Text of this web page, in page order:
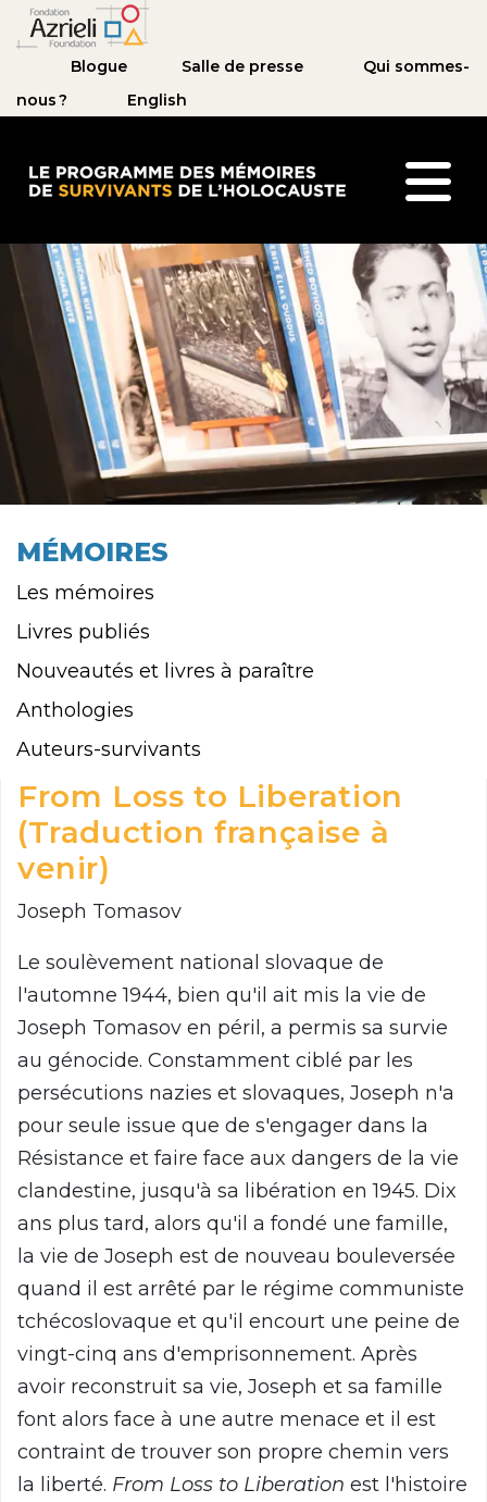
Blogue Salle de presse
Qui sommes-
nous ?
English
MÉMOIRES
Les mémoires
Livres publiés
Nouveautés et livres à paraître
Anthologies
Auteurs-survivants
From Loss to Liberation
(Traduction française à
venir)
Joseph Tomasov
Le soulèvement national slovaque de
l'automne 1944, bien qu'il ait mis la vie de
Joseph Tomasov en péril, a permis sa survie
au génocide. Constamment ciblé par les
persécutions nazies et slovaques, Joseph n'a
pour seule issue que de s'engager dans la
Résistance et faire face aux dangers de la vie
clandestine, jusqu'à sa libération en 1945. Dix
ans plus tard, alors qu'il a fondé une famille,
la vie de Joseph est de nouveau bouleversée
quand il est arrêté par le régime communiste
tchécoslovaque et qu'il encourt une peine de
vingt-cinq ans d'emprisonnement. Après
avoir reconstruit sa vie, Joseph et sa famille
font alors face à une autre menace et il est
contraint de trouver son propre chemin vers
la liberté. From Loss to Liberation est l'histoire